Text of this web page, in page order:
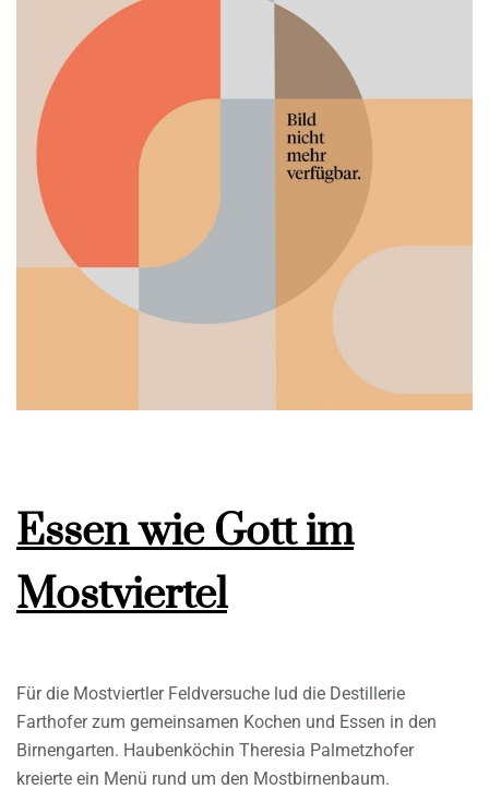
Essen wie Gott im
Mostviertel
Für die Mostviertler Feldversuche lud die Destillerie
Farthofer zum gemeinsamen Kochen und Essen in den
Birnengarten. Haubenköchin Theresia Palmetzhofer
kreierte ein Menü rund um den Mostbirnenbaum.